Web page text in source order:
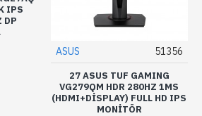
IPS
DP
ASUS 51356
27 ASUS TUF GAMING
VG279QM HDR 280HZ 1MS
(HDMI+DISPLAY) FULL HD IPS
MONITÖR